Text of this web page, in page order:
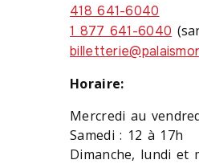
418 641-6040
1 877 641-6040
Horaire:
Mercredi au
Samedi : 12 à 17h
Dimanche, lundi et